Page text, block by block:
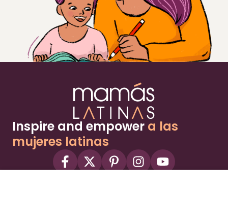
Inspire and empower a las
mujeres latinas